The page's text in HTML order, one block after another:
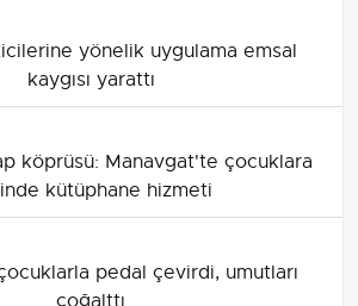
yönelik uygulama emsal
kaygısı yarattı
köprüsü: Manavgat'te çocuklara
kütüphane hizmeti
pedal çevirdi, umutları
çoğalttı